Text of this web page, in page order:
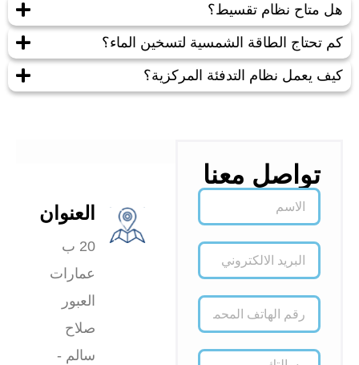
هل متاح نظام تقسيط؟
كم تحتاج الطاقة الشمسية لتسخين الماء؟
كيف يعمل نظام التدفئة المركزية؟
تواصل معنا
العنوان
20 ب
عمارات
العبور
صلاح
سالم -